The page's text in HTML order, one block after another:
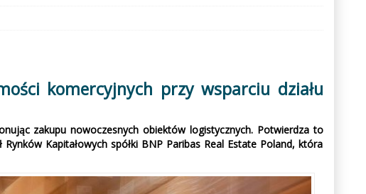
komercyjnych przy wsparciu działu
zakupu nowoczesnych obiektów logistycznych. Potwierdza to
Kapitałowych spółki BNP Paribas Real Estate Poland, która